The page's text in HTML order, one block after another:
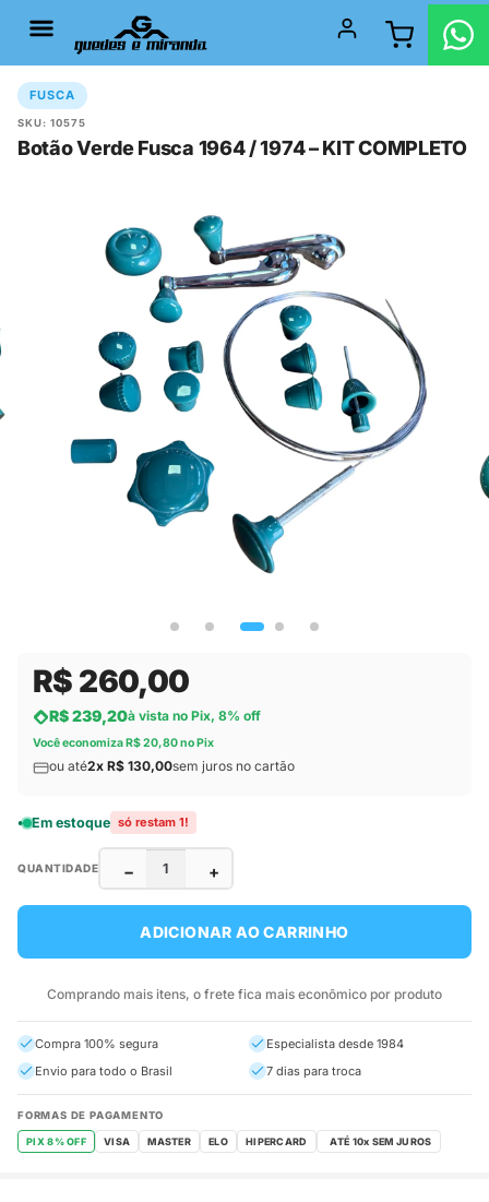
FUSCA
SKU: 10575
Botão Verde Fusca 1964 / 1974 – KIT COMPLETO
R$ 260,00
R$ 239,20à vista no Pix, 8% off
Você economiza R$ 20,80 no Pix
ou até2x R$ 130,00sem juros no cartão
Em estoque só restam 1!
QUANTIDADE − +
ADICIONAR AO CARRINHO
Comprando mais itens, o frete fica mais econômico por produto
Compra 100% segura
Especialista desde 1984
Envio para todo o Brasil
7 dias para troca
FORMAS DE PAGAMENTO
PIX 8% OFF VISA MASTER ELO HIPERCARD